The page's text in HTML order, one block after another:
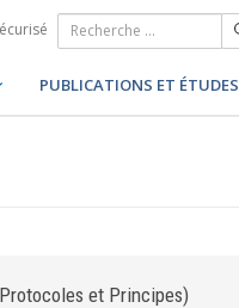
PUBLICATIONS ET ÉTUDES
et Principes)